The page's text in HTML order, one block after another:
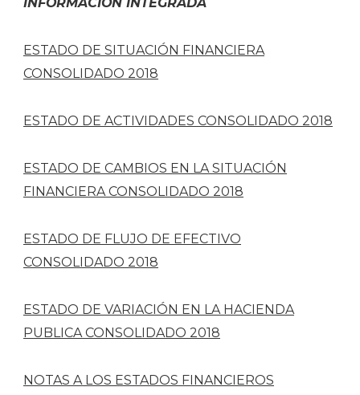
ESTADO DE SITUACIÓN FINANCIERA
CONSOLIDADO 2018
ESTADO DE ACTIVIDADES CONSOLIDADO 2018
ESTADO DE CAMBIOS EN LA SITUACIÓN
FINANCIERA CONSOLIDADO 2018
ESTADO DE FLUJO DE EFECTIVO
CONSOLIDADO 2018
ESTADO DE VARIACIÓN EN LA HACIENDA
PUBLICA CONSOLIDADO 2018
NOTAS A LOS ESTADOS FINANCIEROS